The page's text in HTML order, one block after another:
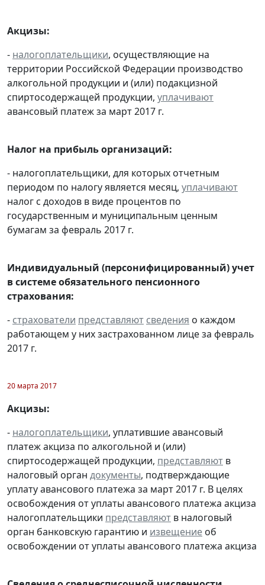
Акцизы:
- налогоплательщики, осуществляющие на
территории Российской Федерации производство
алкогольной продукции и (или) подакцизной
спиртосодержащей продукции, уплачивают
авансовый платеж за март 2017 г.
Налог на прибыль организаций:
- налогоплательщики, для которых отчетным
периодом по налогу является месяц, уплачивают
налог с доходов в виде процентов по
государственным и муниципальным ценным
бумагам за февраль 2017 г.
Индивидуальный (персонифицированный) учет
в системе обязательного пенсионного
страхования:
- страхователи представляют сведения о каждом
работающем у них застрахованном лице за февраль
2017 г.
20 марта 2017
Акцизы:
- налогоплательщики, уплатившие авансовый
платеж акциза по алкогольной и (или)
спиртосодержащей продукции, представляют в
налоговый орган документы, подтверждающие
уплату авансового платежа за март 2017 г. В целях
освобождения от уплаты авансового платежа акциза
налогоплательщики представляют в налоговый
орган банковскую гарантию и извещение об
освобождении от уплаты авансового платежа акциза